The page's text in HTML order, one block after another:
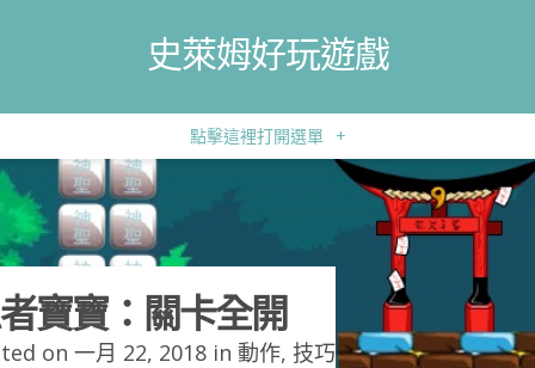
史萊姆好玩遊戲
點擊這裡打開選單 +
寶寶：關卡全開
on 一月 22, 2018 in 動作, 技巧